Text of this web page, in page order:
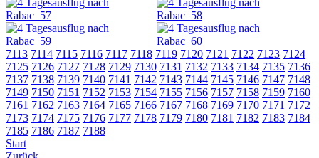
7113 7114 7115 7116 7117 7118 7119 7120 7121 7122 7123 7124
7125 7126 7127 7128 7129 7130 7131 7132 7133 7134 7135 7136
7137 7138 7139 7140 7141 7142 7143 7144 7145 7146 7147 7148
7149 7150 7151 7152 7153 7154 7155 7156 7157 7158 7159 7160
7161 7162 7163 7164 7165 7166 7167 7168 7169 7170 7171 7172
7173 7174 7175 7176 7177 7178 7179 7180 7181 7182 7183 7184
7185 7186 7187 7188
Start